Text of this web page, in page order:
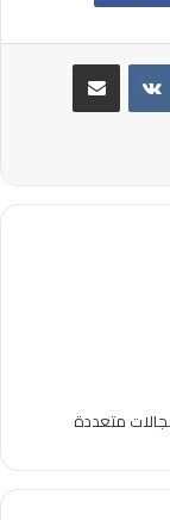
مشاركة عبر البريد
متعددة